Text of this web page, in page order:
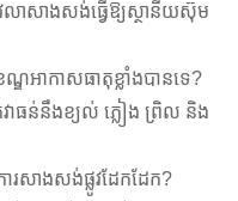
លាសាងសង់ធ្វើឱ្យស្ថានីយស៊ុម
អាកាសធាតុខ្លាំងបានទេ?
វាធន់នឹងខ្យល់ ភ្លៀង ព្រិល និង
រ​សាងសង់​ផ្លូវដែក​ដែក?